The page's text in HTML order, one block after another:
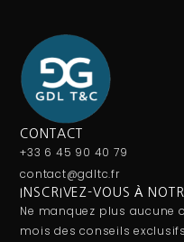
CONTACT
+33 6 45 90 40 79
contact@gdltc.fr
INSCRIVEZ-VOUS À
Ne manquez plus aucune
mois des conseils